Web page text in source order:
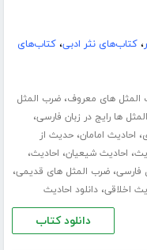
،کتاب‌های نثر ادبی،کتاب‌های
المثل های معروف،ضرب المثل
ها رایج در زبان فارسی،
، احادیث امامان،حدیث از
، احادیث شیعیان، احادیث،
فارسی،ضرب المثل های قدیمی،
اخلاقی،دانلود احادیث
دانلود کتاب